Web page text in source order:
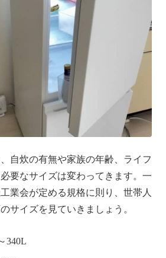
自炊の有無や家族の年齢、ライフ
要なサイズは変わってきます。一
業会が定める規格に則り、世帯人
サイズを見ていきましょう。
340L